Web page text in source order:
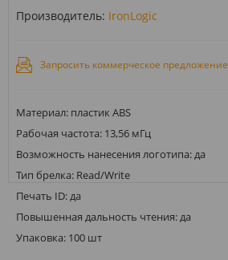
Производитель: IronLogic
Запросить коммерческое предложение
Материал: пластик ABS
Рабочая частота: 13,56 мГц
Возможность нанесения логотипа: да
Тип брелка: Read/Write
Печать ID: да
Повышенная дальность чтения: да
Упаковка: 100 шт